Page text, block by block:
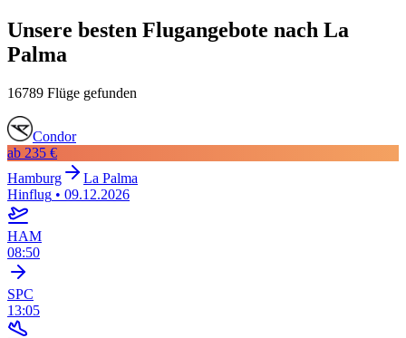
Unsere besten Flugangebote nach La
Palma
16789 Flüge gefunden
Condor
ab 235 €
Hamburg
La Palma
Hinflug • 09.12.2026
HAM
08:50
SPC
13:05